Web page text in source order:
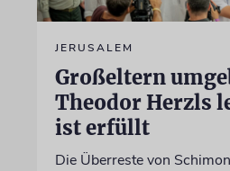
JERUSALEM
Großeltern
Theodor Herzls
ist erfüllt
Die Überreste von